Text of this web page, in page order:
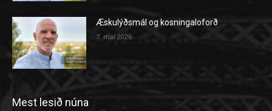
Æskulýðsmál og kosningaloforð
7. maí 2026
Mest lesið núna